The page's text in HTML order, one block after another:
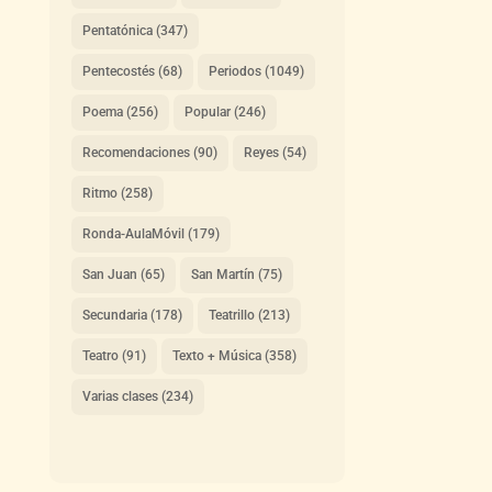
Pentatónica(347)
Pentecostés(68) Periodos(1049)
Poema(256) Popular(246)
Recomendaciones(90) Reyes(54)
Ritmo(258)
Ronda-AulaMóvil (179)
San Juan (65) San Martín (75)
Secundaria(178) Teatrillo(213)
Teatro(91) Texto + Música(358)
Varias clases(234)